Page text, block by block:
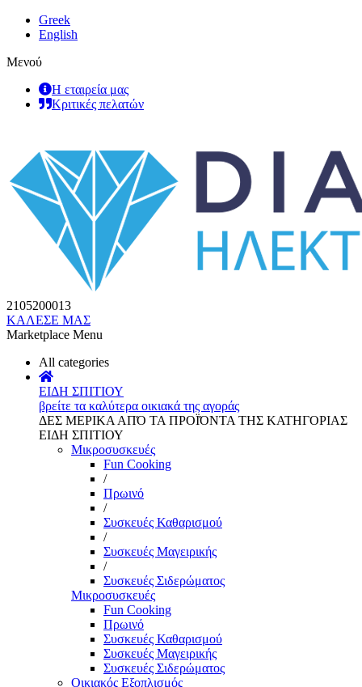
Greek
English
Μενού
Η εταιρεία μας
Κριτικές πελατών
2105200013
ΚΑΛΕΣΕ ΜΑΣ
Marketplace Menu
All categories
ΕΙΔΗ ΣΠΙΤΙΟΥ
βρείτε τα καλύτερα οικιακά της αγοράς
ΔΕΣ ΜΕΡΙΚΑ ΑΠΌ ΤΑ ΠΡΟΪΌΝΤΑ ΤΗΣ ΚΑΤΗΓΟΡΙΑΣ
ΕΙΔΗ ΣΠΙΤΙΟΥ
Μικροσυσκευές
Fun Cooking
/
Πρωινό
/
Συσκευές Καθαρισμού
/
Συσκευές Μαγειρικής
/
Συσκευές Σιδερώματος
Μικροσυσκευές
Fun Cooking
Πρωινό
Συσκευές Καθαρισμού
Συσκευές Μαγειρικής
Συσκευές Σιδερώματος
Οικιακός Εξοπλισμός